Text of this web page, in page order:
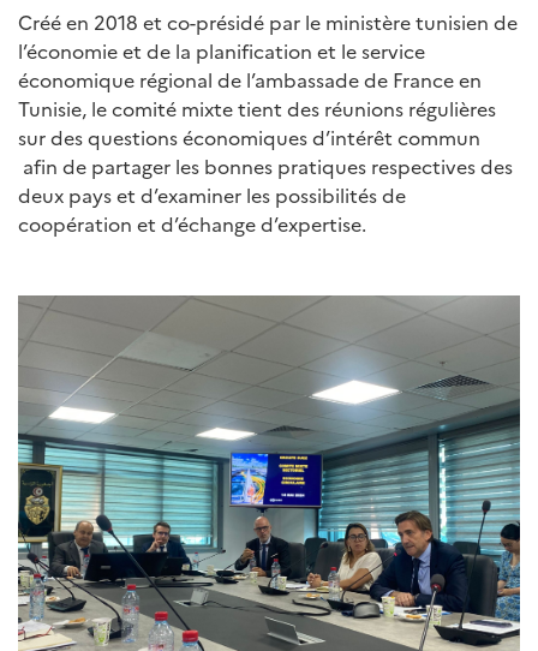
Créé en 2018 et co-présidé par le ministère tunisien de
l’économie et de la planification et le service
économique régional de l’ambassade de France en
Tunisie, le comité mixte tient des réunions régulières
sur des questions économiques d’intérêt commun
afin de partager les bonnes pratiques respectives des
deux pays et d’examiner les possibilités de
coopération et d’échange d’expertise.